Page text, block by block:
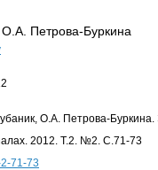
Петрова-Буркина
О.А. Петрова-
2012. Т.2. №2. С.71-73
71-73